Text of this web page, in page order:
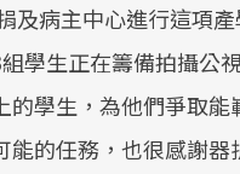
病主中心進行這項
學生正在籌備拍攝公
學生，為他們爭取
的任務，也很感謝